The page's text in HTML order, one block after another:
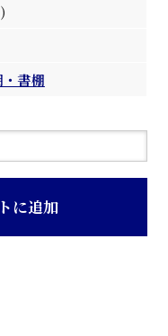
・書棚
に追加